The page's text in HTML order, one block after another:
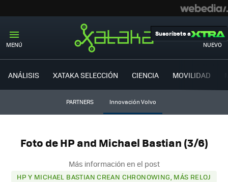
MENÚ NUEVO
Suscríbete a
ANÁLISIS XATAKA SELECCIÓN CIENCIA MOVILIDAD
PARTNERS Innovación Volvo
Foto de HP and Michael Bastian (3/6)
Más información en el post
HP Y MICHAEL BASTIAN CREAN CHRONOWING, MÁS RELOJ